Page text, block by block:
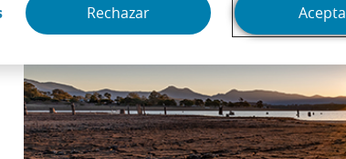
(Abrir en ventana nueva)
Rechazar